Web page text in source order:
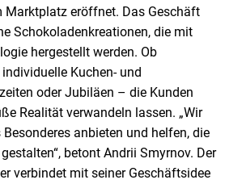
Marktplatz eröffnet. Das Geschäft
Schokoladenkreationen, die mit
hergestellt werden. Ob
Kuchen- und
oder Jubiläen – die Kunden
Realität verwandeln lassen. „Wir
anbieten und helfen, die
betont Andrii Smyrnov. Der
verbindet mit seiner Geschäftsidee